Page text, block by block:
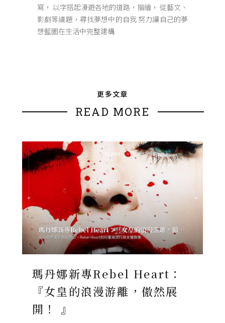
寫， 以字搭起漫遊各地的道路，描繪， 從藝文、
影劇等議題，尋找夢想中的自我 努力讓自己的夢
想藍圖在生活中完整建構
更多文章
READ MORE
瑪丹娜新專Rebel Heart：
『女皇的浪漫游離，傲然展
開！ 』